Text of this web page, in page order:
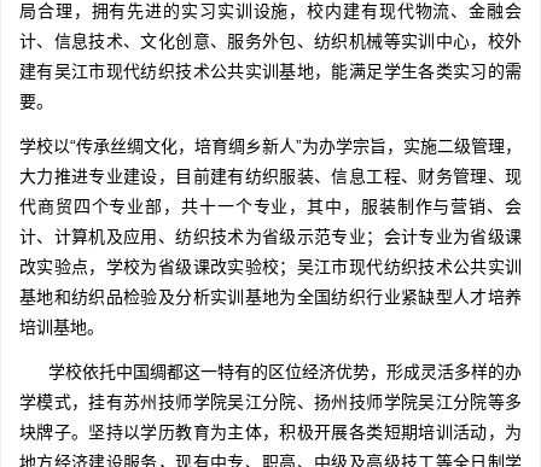
局合理，拥有先进的实习实训设施，校内建有现代物流、金融会
计、信息技术、文化创意、服务外包、纺织机械等实训中心，校外
建有吴江市现代纺织技术公共实训基地，能满足学生各类实习的需
要。
学校以“传承丝绸文化，培育绸乡新人”为办学宗旨，实施二级管理，
大力推进专业建设，目前建有纺织服装、信息工程、财务管理、现
代商贸四个专业部，共十一个专业，其中，服装制作与营销、会
计、计算机及应用、纺织技术为省级示范专业；会计专业为省级课
改实验点，学校为省级课改实验校；吴江市现代纺织技术公共实训
基地和纺织品检验及分析实训基地为全国纺织行业紧缺型人才培养
培训基地。
学校依托中国绸都这一特有的区位经济优势，形成灵活多样的办
学模式，挂有苏州技师学院吴江分院、扬州技师学院吴江分院等多
块牌子。坚持以学历教育为主体，积极开展各类短期培训活动，为
地方经济建设服务，现有中专、职高、中级及高级技工等全日制学